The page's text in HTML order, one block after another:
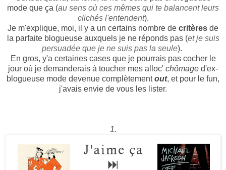
mode que ça (au sens où ces mêmes qui te balancent leurs
clichés l'entendent).
Je m'explique, moi, il y a un certains nombre de critères de
la parfaite blogueuse auxquels je ne réponds pas (et je suis
persuadée que je ne suis pas la seule).
En gros, y'a certaines cases que je pourrais pas cocher le
jour où je demanderais à toucher mes alloc' chômage d'ex-
blogueuse mode devenue complètementout, et pour le fun,
j'avais envie de vous les lister.
1.